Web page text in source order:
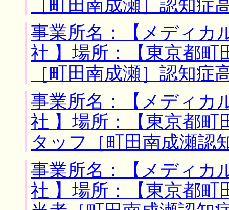
［町田南成瀬］認知
事業所名：【メディ
社 】場所：【東京都町
［町田南成瀬］認知
事業所名：【メディ
社 】場所：【東京都町
タッフ［町田南成瀬認
事業所名：【メディ
社 】場所：【東京都町